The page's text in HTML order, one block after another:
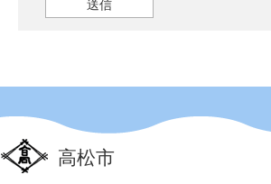
高松市